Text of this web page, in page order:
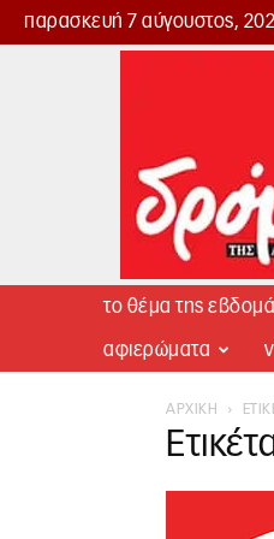
παρασκευή 7 αύγουστος,
Δρόμος
το θέμα της
αφιερώματα
ΑΡΧΙΚΉ